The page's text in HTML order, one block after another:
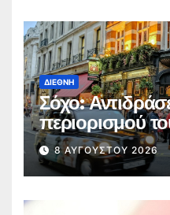
ΔΙΕΘΝΉ
Σόχο:
περιορισμού
παμπ
8 ΑΥΓΟΎΣΤΟΥ 2026